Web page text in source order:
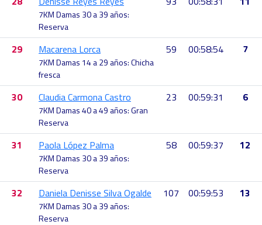
7KM Damas 30 a 39 años:
Reserva
29 Macarena Lorca
7KM Damas 14 a 29 años: Chicha
fresca
59 00:58:54 7
30 Claudia Carmona Castro
7KM Damas 40 a 49 años: Gran
Reserva
23 00:59:31 6
31 Paola López Palma
7KM Damas 30 a 39 años:
Reserva
58 00:59:37 12
32 Daniela Denisse Silva Ogalde
7KM Damas 30 a 39 años:
Reserva
107 00:59:53 13